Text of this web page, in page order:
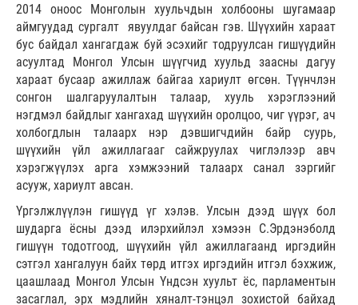
2014 оноос Монголын хуульчдын холбооны шугамаар
аймгуудад сургалт явуулдаг байсан гэв. Шүүхийн хараат
бус байдал хангагдаж буй эсэхийг тодруулсан гишүүдийн
асуултад Монгол Улсын шүүгчид хуульд заасны дагуу
хараат бусаар ажиллаж байгаа хариулт өгсөн. Түүнчлэн
сонгон шалгаруулалтын талаар, хууль хэрэглээний
нэгдмэл байдлыг хангахад шүүхийн оролцоо, чиг үүрэг, ач
холбогдлын талаарх нэр дэвшигчдийн байр суурь,
шүүхийн үйл ажиллагааг сайжруулах чиглэлээр авч
хэрэгжүүлэх арга хэмжээний талаарх санал зэргийг
асууж, хариулт авсан.
Үргэлжлүүлэн гишүүд үг хэлэв. Улсын дээд шүүх бол
шударга ёсны дээд илэрхийлэл хэмээн С.Эрдэнэболд
гишүүн тодотгоод, шүүхийн үйл ажиллагаанд иргэдийн
сэтгэл хангалуун байх төрд итгэх иргэдийн итгэл бэхжиж,
цаашлаад Монгол Улсын Үндсэн хуульт ёс, парламентын
засаглал, эрх мэдлийн хяналт-тэнцэл зохистой байхад